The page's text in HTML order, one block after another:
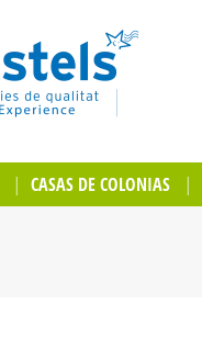
CASAS DE COLONIAS